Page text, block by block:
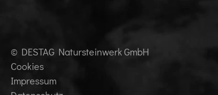
© DESTAG Natursteinwerk GmbH
Cookies
Impressum